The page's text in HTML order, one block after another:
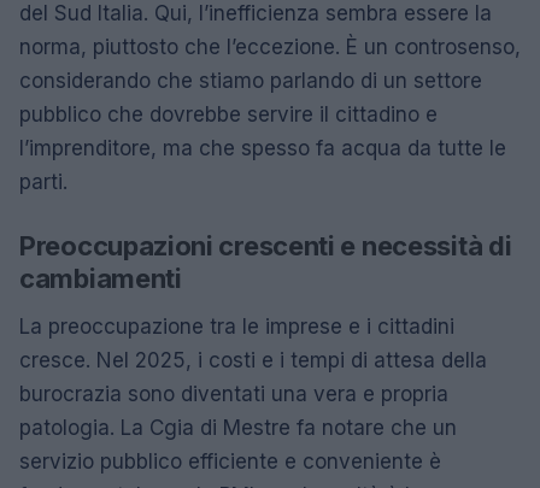
del Sud Italia. Qui, l’inefficienza sembra essere la
norma, piuttosto che l’eccezione. È un controsenso,
considerando che stiamo parlando di un settore
pubblico che dovrebbe servire il cittadino e
l’imprenditore, ma che spesso fa acqua da tutte le
parti.
Preoccupazioni crescenti e necessità di
cambiamenti
La preoccupazione tra le imprese e i cittadini
cresce. Nel 2025, i costi e i tempi di attesa della
burocrazia sono diventati una vera e propria
patologia. La Cgia di Mestre fa notare che un
servizio pubblico efficiente e conveniente è